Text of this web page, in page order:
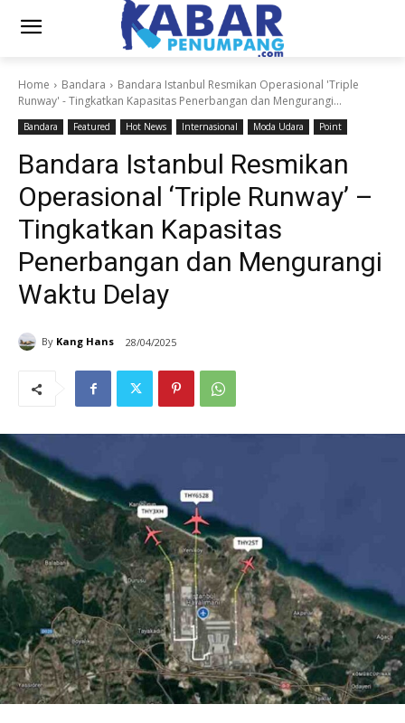
Home Bandara
Bandara Istanbul Resmikan Operasional 'Triple
Runway' - Tingkatkan Kapasitas Penerbangan dan Mengurangi...
Bandara Featured Hot News Internasional Moda Udara Point
Bandara Istanbul Resmikan
Operasional ‘Triple Runway’ –
Tingkatkan Kapasitas
Penerbangan dan Mengurangi
Waktu Delay
By Kang Hans 28/04/2025